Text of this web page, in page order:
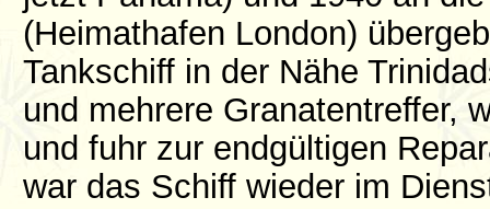
(Heimathafen London)
Tankschiff in der Nähe
und mehrere Granatentreffer,
und fuhr zur endgültigen
war das Schiff wieder im